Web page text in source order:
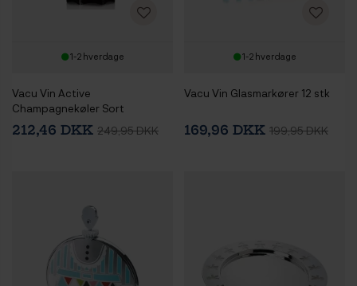
1-2 hverdage
Vacu Vin Active
Champagnekøler Sort
212,46 DKK 249,95 DKK
1-2 hverdage
Vacu Vin Glasmarkører 12 stk
169,96 DKK 199,95 DKK